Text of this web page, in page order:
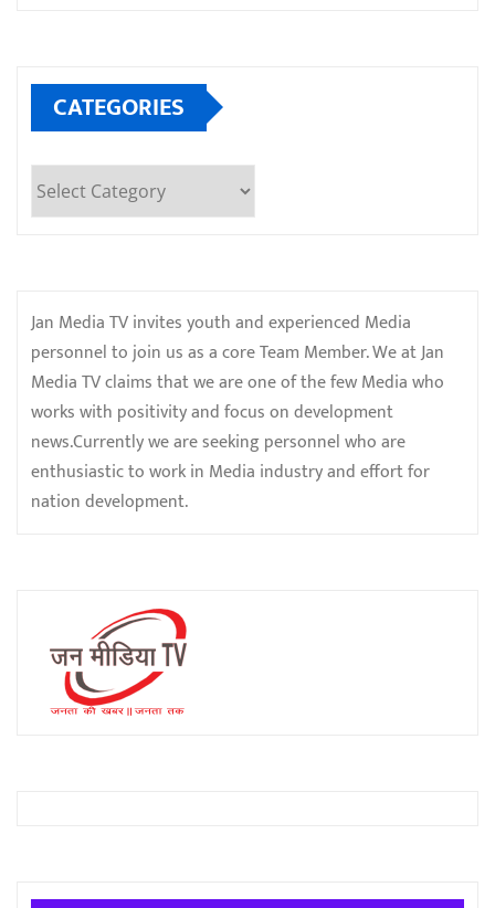
CATEGORIES
Categories
Jan Media TV invites youth and experienced Media
personnel to join us as a core Team Member. We at Jan
Media TV claims that we are one of the few Media who
works with positivity and focus on development
news.Currently we are seeking personnel who are
enthusiastic to work in Media industry and effort for
nation development.